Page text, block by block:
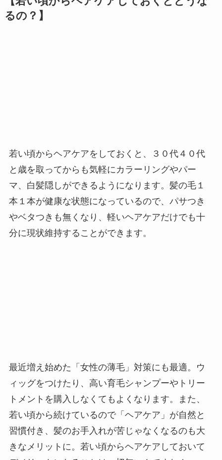
るの？】
若い頃からヘアケアをしておくと、３０代４０代
と歳を取ってからも気軽にカラーリングやパー
マ、白髪隠しができるようになります。髪の毛１
本１本が健康な状態になっているので、パサつき
やベタつきも無くなり、軽いヘアケアだけでも十
分に現状維持することができます。
最近増え始めた「女性の薄毛」対策にも最適。ウ
ィッグをつけたり、高い育毛シャンプーやトリー
トメントを購入しなくてもよくなります。また、
若い頃から続けているので「ヘアケア」が自然と
習慣付き、髪のお手入れが苦じゃなくなるのも大
きなメリットに。若い頃からヘアケアしておいて